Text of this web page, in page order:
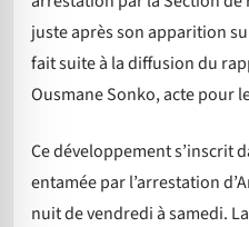
juste après son apparition
fait suite à la diffusion du
Ousmane Sonko, acte pour
Ce développement s’inscrit
entamée par l’arrestation
nuit de vendredi à samedi.